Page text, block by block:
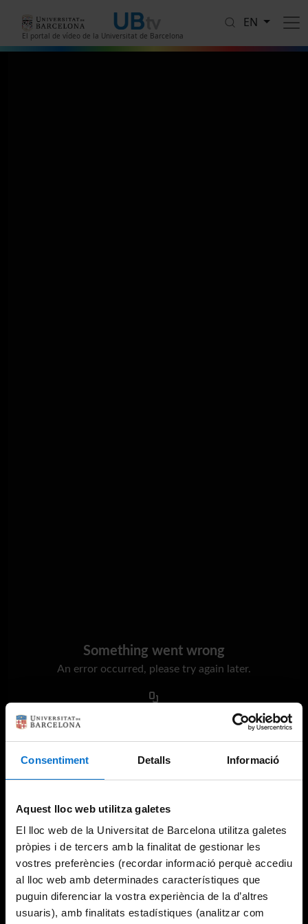
Consentiment Detalls Informació
Aquest lloc web utilitza galetes
El lloc web de la Universitat de Barcelona utilitza galetes
pròpies i de tercers amb la finalitat de gestionar les
vostres preferències (recordar informació perquè accediu
al lloc web amb determinades característiques que
puguin diferenciar la vostra experiència de la d’altres
usuaris), amb finalitats estadístiques (analitzar com
El portal de vídeo de la Universitat de Barcelona
EN
Something went wrong
An error occurred, please try again later.